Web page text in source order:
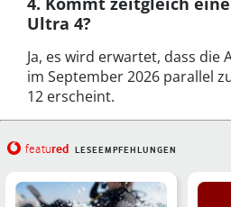
Ultra 4?
Ja, es wird erwartet, dass die
im September 2026 parallel
12 erscheint.
featured LESEEMPFEHLUNGEN